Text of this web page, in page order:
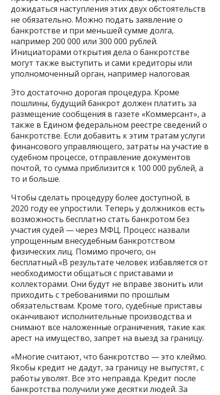
дожидаться наступления этих двух обстоятельств
не обязательно. Можно подать заявление о
банкротстве и при меньшей сумме долга,
например 200 000 или 300 000 рублей.
Инициаторами открытия дела о банкротстве
могут также выступить и сами кредиторы или
уполномоченный орган, например налоговая.
Это достаточно дорогая процедура. Кроме
пошлины, будущий банкрот должен платить за
размещение сообщения в газете «Коммерсант», а
также в Едином федеральном реестре сведений о
банкротстве. Если добавить к этим тратам услуги
финансового управляющего, затраты на участие в
судебном процессе, отправление документов
почтой, то сумма приблизится к 100 000 рублей, а
то и больше.
Чтобы сделать процедуру более доступной, в
2020 году ее упростили. Теперь у должников есть
возможность бесплатно стать банкротом без
участия судей — через МФЦ. Процесс назвали
упрощенным внесудебным банкротством
физических лиц. Помимо прочего, он
бесплатный.«В результате человек избавляется от
необходимости общаться с приставами и
коллекторами. Они будут не вправе звонить или
приходить с требованиями по прошлым
обязательствам. Кроме того, судебные приставы
оканчивают исполнительные производства и
снимают все наложенные ограничения, такие как
арест на имущество, запрет на выезд за границу.
«Многие считают, что банкротство — это клеймо.
Якобы кредит не дадут, за границу не выпустят, с
работы уволят. Все это неправда. Кредит после
банкротства получили уже десятки людей. За